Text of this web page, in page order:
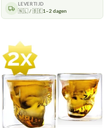
LEVERTIJD
🇳🇱 / 🇧🇪1–2 dagen